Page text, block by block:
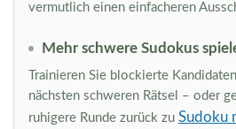
vermutlich einen einfacheren
Mehr schwere Sudokus
Trainieren Sie blockierte
nächsten schweren Rätsel – oder
ruhigere Runde zurück zu Sudoku